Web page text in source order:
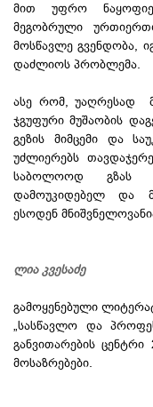
მით უფრო
მეგობრული
მოსწავლე გვენდობა,
დაძლიოს პრობლემა.
ასე რომ, უაღრესად
ჯგუფური მუშაობის
გეზის მიმცემი და
უძლიერებს
საბოლოოდ გზას
დამოუკიდებელ და
ესოდენ
ლია კვესაძე
გამოყენებული
„სასწავლო და
განვითარების
მოსაზრებები.